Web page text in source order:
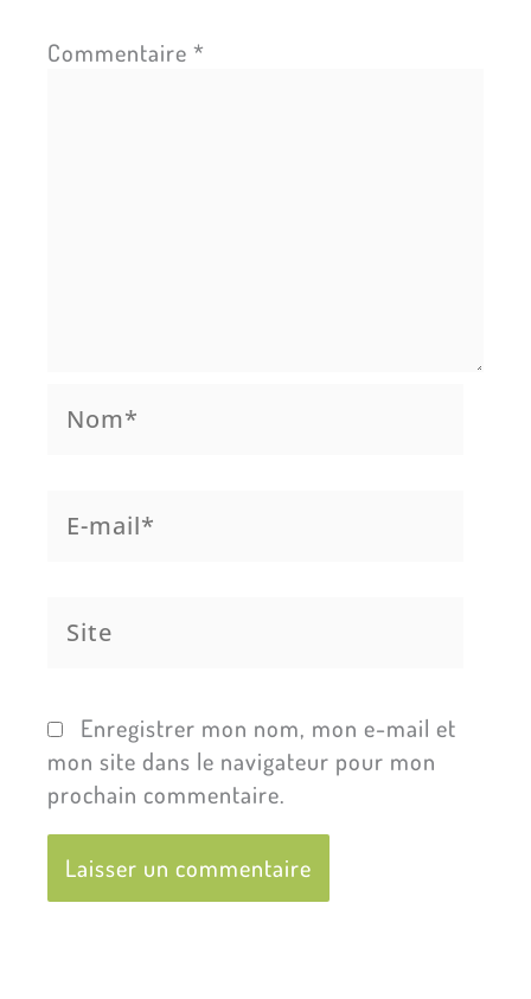
Commentaire *
mail*
Enregistrer mon nom, mon e-mail et
mon site dans le navigateur pour mon
prochain commentaire.